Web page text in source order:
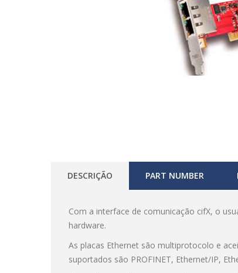
DESCRIÇÃO PART NUMBER
Com a interface de comunicação cifX, o
hardware.
As placas Ethernet são multiprotocolo e
suportados são PROFINET, Ethernet/IP,